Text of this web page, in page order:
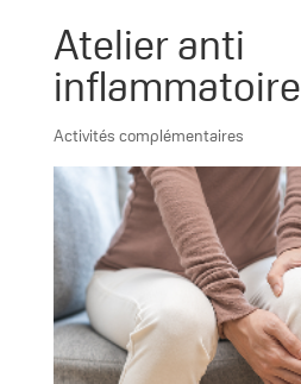
Atelier anti
inflammatoire
Activités complémentaires